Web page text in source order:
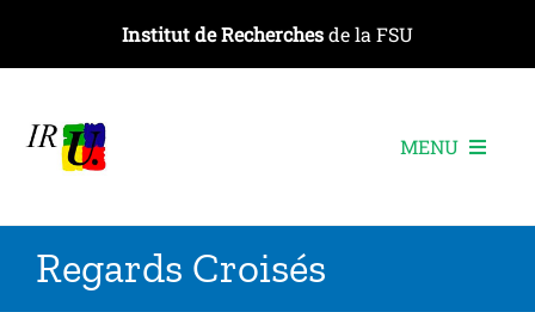
contenu
Institut de Recherchesde la FSU
MENU
Les recherches
Regards Croisés